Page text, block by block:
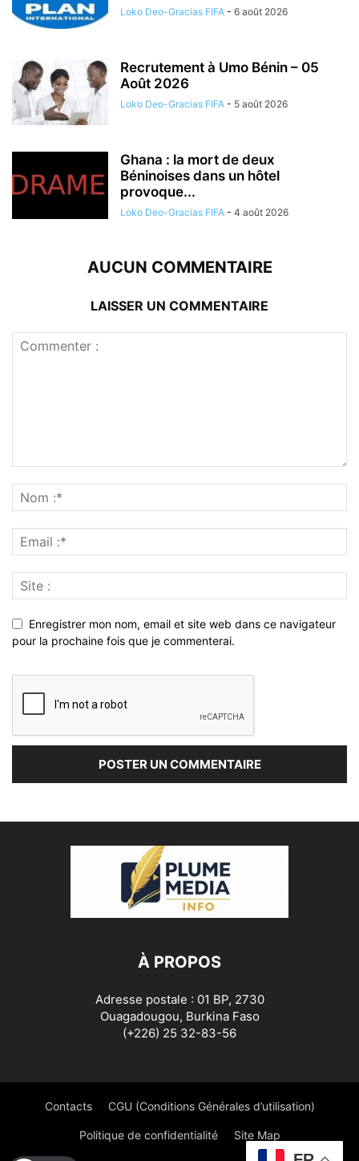
Loko Deo-Gracias FIFA - 6 août 2026
Recrutement à Umo Bénin – 05
Août 2026
Loko Deo-Gracias FIFA - 5 août 2026
Ghana : la mort de deux
Béninoises dans un hôtel
provoque...
Loko Deo-Gracias FIFA - 4 août 2026
AUCUN COMMENTAIRE
LAISSER UN COMMENTAIRE
Enregistrer mon nom, email et site web dans ce navigateur
pour la prochaine fois que je commenterai.
À PROPOS
Adresse postale : 01 BP, 2730
Ouagadougou, Burkina Faso
(+226) 25 32-83-56
Contacts CGU (Conditions Générales d’utilisation)
Politique de confidentialité Site Map